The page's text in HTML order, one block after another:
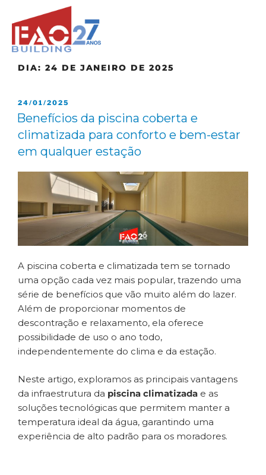
DIA: 24 DE JANEIRO DE 2025
24/01/2025
Benefícios da piscina coberta e
climatizada para conforto e bem-estar
em qualquer estação
A piscina coberta e climatizada tem se tornado
uma opção cada vez mais popular, trazendo uma
série de benefícios que vão muito além do lazer.
Além de proporcionar momentos de
descontração e relaxamento, ela oferece
possibilidade de uso o ano todo,
independentemente do clima e da estação.
Neste artigo, exploramos as principais vantagens
da infraestrutura da piscina climatizada e as
soluções tecnológicas que permitem manter a
temperatura ideal da água, garantindo uma
experiência de alto padrão para os moradores.